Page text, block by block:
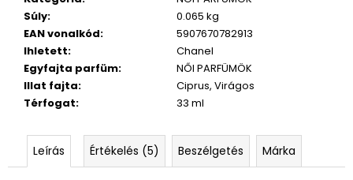
Súly:
0.065 kg
EAN vonalkód:
5907670782913
Ihletett:
Chanel
Egyfajta parfüm:
NŐI PARFÜMÖK
Illat fajta:
Ciprus, Virágos
Térfogat: 33 ml
Leírás Értékelés (5) Beszélgetés Márka